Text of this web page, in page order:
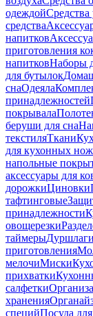
одеждойСредства
средства
напитков
приготовления
напитковНаборы
для бутылок
снаОдеяла
принадлежностей
покрывала
беруши для сна
текстиляТкани
для кухонных
напольные
аксессуары для
дорожкиЦиновки
тафтинговые
принадлежности
овощерезки
таймеры
приготовления
мелочиМиски
прихватки
салфетки
хранения
специйПосуда